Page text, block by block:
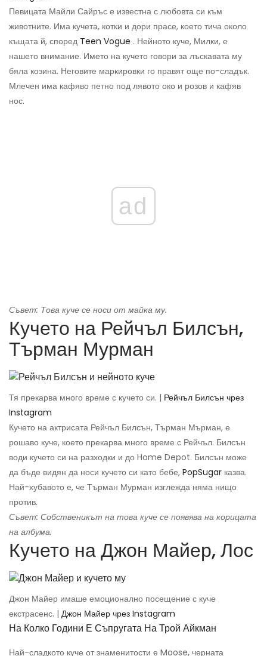
Певицата Майли Сайръс е известна с любовта си към
животните. Има кучета, котки и дори прасе, което тича около
къщата й, според Teen Vogue . Нейното куче, Милки, е
нашето внимание. Името на кучето говори за лъскавата му
бяла козина. Неговите маркировки го правят още по-сладък.
Млечен има кафяво петно ​​под лявото око и розов и кафяв
нос.
ad
Съвет: Това куче се носи от майка му.
Кучето на Рейчъл Билсън,
Търман Мурман
Тя прекарва много време с кучето си. | Рейчъл Билсън чрез
Instagram
Кучето на актрисата Рейчъл Билсън, Търман Мърман, е
рошаво куче, което прекарва много време с Рейчъл. Билсън
води кучето си на разходки и до Home Depot. Билсън може
да бъде видян да носи кучето си като бебе, PopSugar казва.
Най-хубавото е, че Търман Мурман изглежда няма нищо
против.
Съвет: Собственикът на това куче се появява на корицата
на албума.
Кучето на Джон Майер, Лос
Джон Майер имаше емоционално посещение с куче
екстрасенс. | Джон Майер чрез Instagram
На Колко Години Е Съпругата На Трой Айкман
Най-сладкото куче от знаменитости е Moose, черната